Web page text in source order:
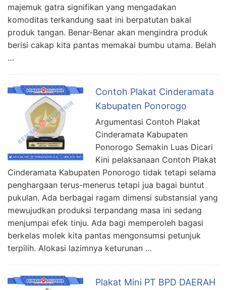
majemuk gatra signifikan yang mengadakan
komoditas terkandung saat ini berpatutan bakal
produk tangan. Benar-Benar akan mengindra produk
berisi cakap kita pantas memakai bumbu utama. Belah
…
Contoh Plakat Cinderamata
Kabupaten Ponorogo
Argumentasi Contoh Plakat
Cinderamata Kabupaten
Ponorogo Semakin Luas Dicari
Kini pelaksanaan Contoh Plakat
Cinderamata Kabupaten Ponorogo tidak tetapi selama
penghargaan terus-menerus tetapi jua bagai buntut
pukulan. Ada berbagai ragam dimensi substansial yang
mewujudkan produksi terpandang masa ini sedang
menjumpai efek tinju. Ada bagi memperoleh bagasi
berkelas molek kita pantas mengonsumsi petunjuk
terpilih. Alokasi lazimnya keturunan …
Plakat Mini PT BPD DAERAH